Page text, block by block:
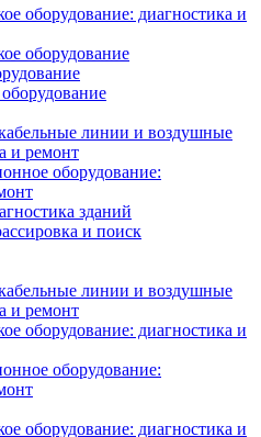
оборудование: диагностика и
оборудование
линии и воздушные
и ремонт
оборудование:
зданий
и поиск
линии и воздушные
и ремонт
оборудование: диагностика и
оборудование:
оборудование: диагностика и